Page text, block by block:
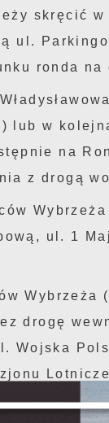
skręcić
ul.
ronda na
lub w
na
z drogą
ul. 1
drogę
Wojska
(skręt w